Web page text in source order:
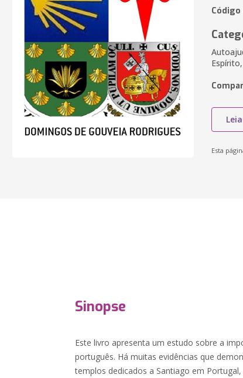
Esta
Sinopse
Este livro apresenta um estudo sobre a
português. Há muitas evidências que
templos dedicados a Santiago em